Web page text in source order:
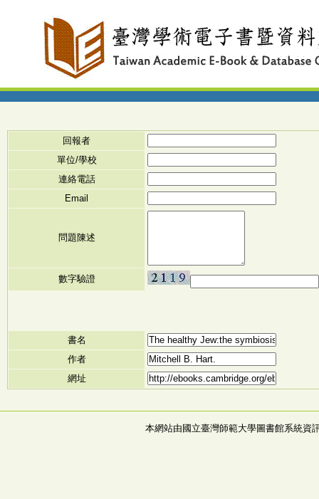
回報者
單位/學校
連絡電話
Email
問題陳述
數字驗證
書名
作者
網址
本網站由國立臺灣師範大學圖書館系統資